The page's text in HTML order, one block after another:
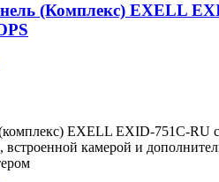
(Комплекс) EXELL
EXELL EXID-751C-RU с
встроенной камерой и